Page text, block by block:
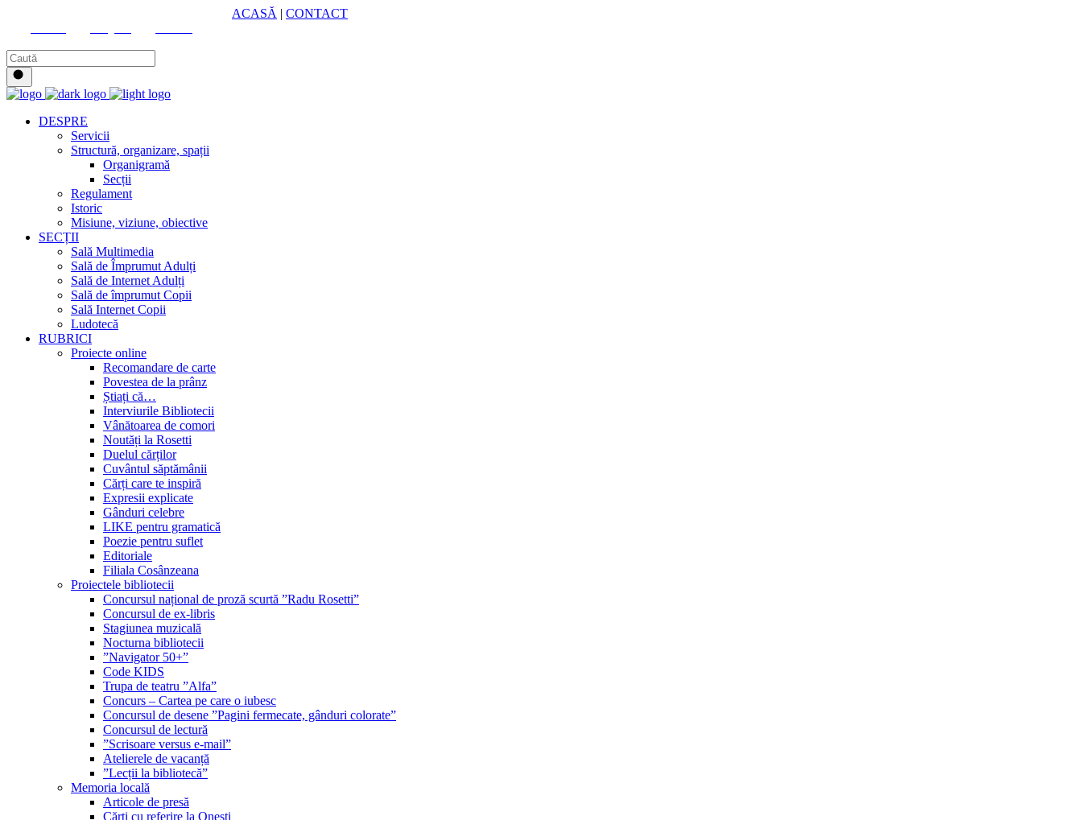
ACASĂ | CONTACT
DESPRE
Servicii
Structură, organizare, spații
Organigramă
Secții
Regulament
Istoric
Misiune, viziune, obiective
SECȚII
Sală Multimedia
Sală de Împrumut Adulți
Sală de Internet Adulți
Sală de împrumut Copii
Sală Internet Copii
Ludotecă
RUBRICI
Proiecte online
Recomandare de carte
Povestea de la prânz
Știați că…
Interviurile Bibliotecii
Vânătoarea de comori
Noutăți la Rosetti
Duelul cărților
Cuvântul săptămânii
Cărți care te inspiră
Expresii explicate
Gânduri celebre
LIKE pentru gramatică
Poezie pentru suflet
Editoriale
Filiala Cosânzeana
Proiectele bibliotecii
Concursul național de proză scurtă ”Radu Rosetti”
Concursul de ex-libris
Stagiunea muzicală
Nocturna bibliotecii
”Navigator 50+”
Code KIDS
Trupa de teatru ”Alfa”
Concurs – Cartea pe care o iubesc
Concursul de desene ”Pagini fermecate, gânduri colorate”
Concursul de lectură
”Scrisoare versus e-mail”
Atelierele de vacanță
”Lecții la bibliotecă”
Memoria locală
Articole de presă
Cărți cu referire la Onești